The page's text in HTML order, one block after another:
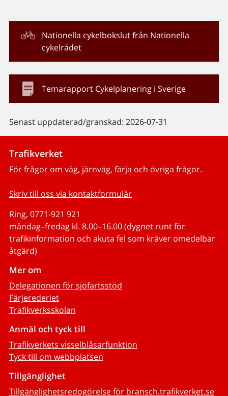
Nationella cykelbokslut från Nationella
cykelrådet
Temarapport Cykelplanering i Sverige
Senast uppdaterad/granskad: 2026-07-31
Trafikverket
För frågor om väg, järnväg, färja och övriga frågor.
Skriv till oss via kontaktformulär
Ring, 0771-921 921
måndag–fredag kl. 8.00–16.00 (dygnet runt för
trafikinformation och akuta fel som kräver omedelbar
åtgärd)
Mer om
Delegationen för sjöfartsstöd
Färjerederiet
Trafikverksskolan
Anmäl och tyck till
Trafikverkets visselblåsarfunktion
Tyck till om webbplatsen
Tillgänglighet
Tillgänglighetsredogörelse för bransch.trafikverket.se